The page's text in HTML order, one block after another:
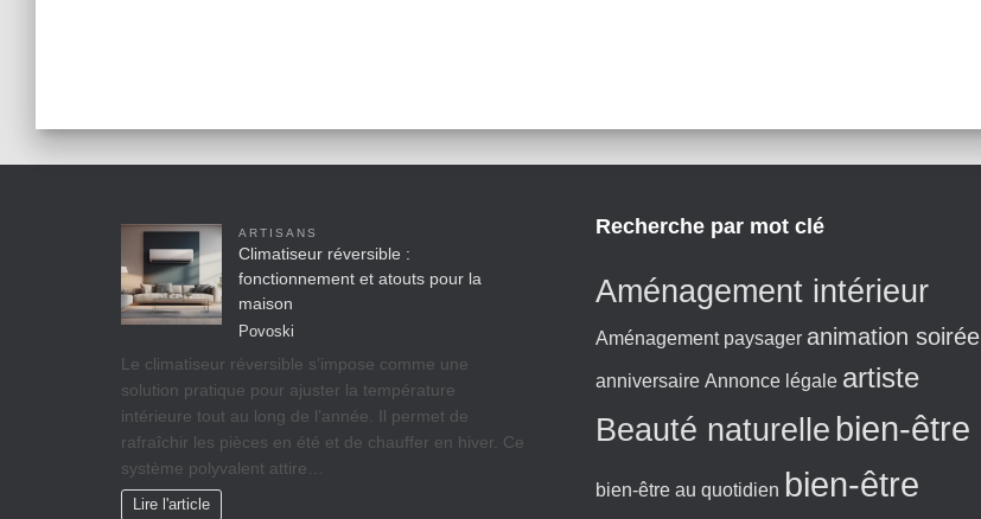
ARTISANS
Climatiseur réversible :
fonctionnement et atouts pour la
maison
Povoski
Le climatiseur réversible s’impose comme une
solution pratique pour ajuster la température
intérieure tout au long de l’année. Il permet de
rafraîchir les pièces en été et de chauffer en hiver. Ce
système polyvalent attire…
Lire l'article
Recherche par mot clé
Aménagement intérieur
Aménagement paysager animation soirée
anniversaire Annonce légale artiste
Beauté naturelle bien-être
bien-être au quotidien bien-être